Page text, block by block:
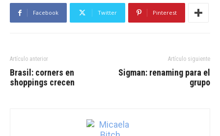
Facebook Twitter Pinterest
Artículo anterior
Brasil: corners en
shoppings crecen
Artículo siguiente
Sigman: renaming para el
grupo